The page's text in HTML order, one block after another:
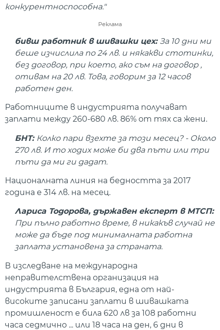
конкурентноспособна."
Реклама
бивш работник в шивашки цех: За 10 дни ми
беше изчислила по 24 лв. и някакви стотинки,
без договор, при което, ако съм на договор ,
отивам на 20 лв. Това, говорим за 12 часов
работен ден.
Работниците в индустрията получават
заплати между 260-680 лв. 86% от тях са жени.
БНТ: Колко пари взехте за този месец? - Около
270 лв. И то ходих може би два пъти или три
пъти да ми ги дадат.
Националната линия на бедността за 2017
година е 314 лв. на месец.
Лариса Тодорова, държавен експерт в МТСП:
При пълно работно време, в никакъв случай не
може да бъде под минималната работна
заплата установена за страната.
В изследване на международна
неправителствена организация на
индустрията в България, една от най-
високите записани заплати в шивашката
промишленост е била 620 лв за 108 работни
часа седмично ... или 18 часа на ден, 6 дни в